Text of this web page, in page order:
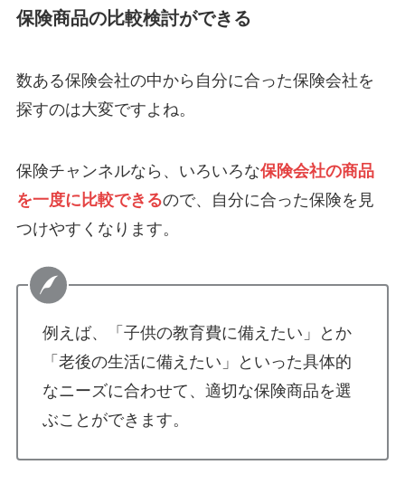
保険商品の比較検討ができる
数ある保険会社の中から自分に合った保険会社を
探すのは大変ですよね。
保険チャンネルなら、いろいろな保険会社の商品
を一度に比較できるので、自分に合った保険を見
つけやすくなります。
例えば、「子供の教育費に備えたい」とか
「老後の生活に備えたい」といった具体的
なニーズに合わせて、適切な保険商品を選
ぶことができます。